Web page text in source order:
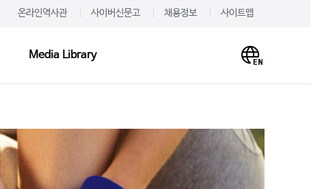
온라인역사관 사이버신문고 채용정보 사이트맵
Media Library
말
JW를 주목하다
이미지
영상